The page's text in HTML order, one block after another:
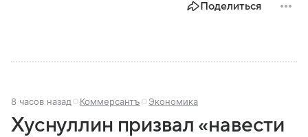
Поделиться
8 часов назад Коммерсантъ Экономика
Хуснуллин призвал «навести